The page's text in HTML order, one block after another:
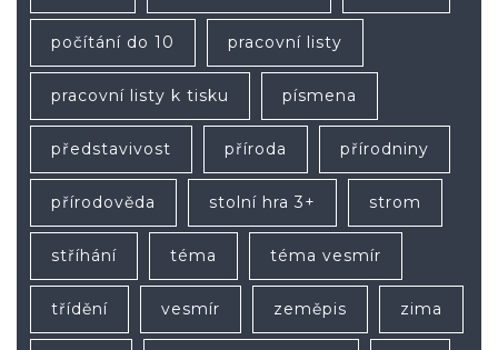
počítání do 10 pracovní listy
pracovní listy k tisku písmena
představivost příroda přírodniny
přírodověda stolní hra 3+ strom
stříhání téma téma vesmír
třídění vesmír zeměpis zima